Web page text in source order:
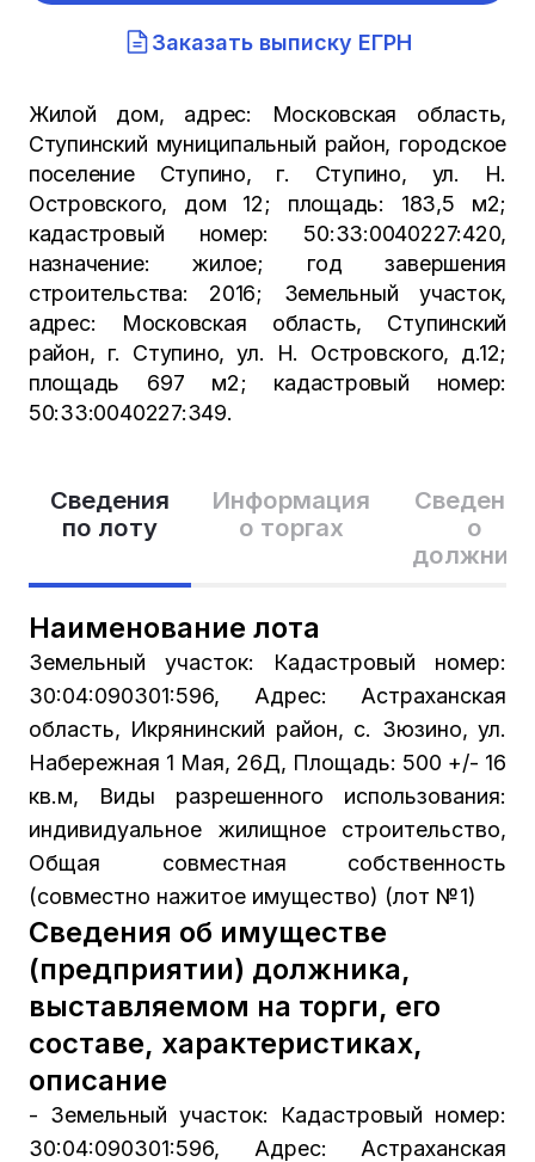
Сведения
по лоту
Информация
о торгах
Сведения
о
Наименование лота
Земельный участок: Кадастровый номер:
30:04:090301:596, Адрес: Астраханская
область, Икрянинский район, с. Зюзино, ул.
Набережная 1 Мая, 26Д, Площадь: 500 +/- 16
кв.м, Виды разрешенного использования:
индивидуальное жилищное строительство,
Общая совместная собственность
(совместно нажитое имущество) (лот №1)
Сведения об имуществе
(предприятии) должника,
выставляемом на торги, его
составе, характеристиках,
описание
- Земельный участок: Кадастровый номер:
30:04:090301:596, Адрес: Астраханская
Заказать выписку ЕГРН
Жилой дом, адрес: Московская область,
Ступинский муниципальный район, городское
поселение Ступино, г. Ступино, ул. Н.
Островского, дом 12; площадь: 183,5 м2;
кадастровый номер: 50:33:0040227:420,
назначение: жилое; год завершения
строительства: 2016; Земельный участок,
адрес: Московская область, Ступинский
район, г. Ступино, ул. Н. Островского, д.12;
площадь 697 м2; кадастровый номер:
50:33:0040227:349.